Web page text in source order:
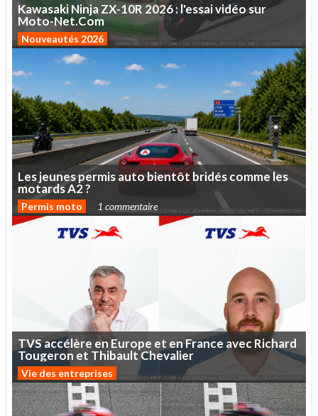
KawasakiNinjaZX-10R 2026:l'essaividéosur
Moto-Net.Com
Nouveautés 2026
Lesjeunespermisautobientôt bridéscommeles
motardsA2?
Permis moto 1 commentaire
TVSaccélère enEurope et enFrance avecRichard
Tougeron et Thibault Chevalier
Vie des entreprises